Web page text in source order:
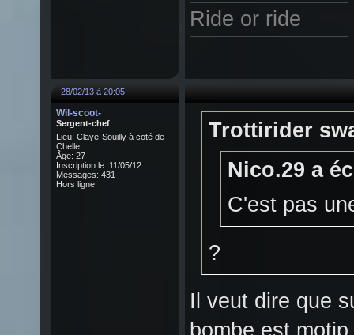
Ride or ride
28/02/13 à 20:05
Wil-scoot-
Sergent-chef
Lieu: Claye-Souilly à coté de
Chelle
Âge: 27
Inscription le: 11/05/12
Messages: 431
Hors ligne
Trottirider
Nico.29 a
C'est pas
?
Il veut dire que
bombe est